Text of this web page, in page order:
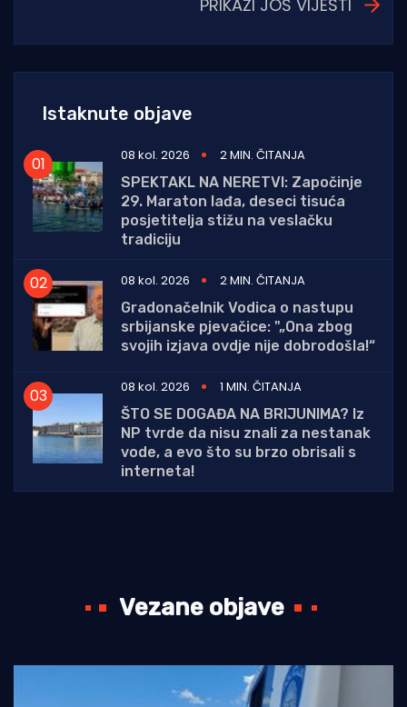
PRIKAŽI JOŠ VIJESTI
Istaknute objave
08 kol. 2026
2 MIN. ČITANJA
SPEKTAKL NA NERETVI: Započinje
29. Maraton lađa, deseci tisuća
posjetitelja stižu na veslačku
tradiciju
08 kol. 2026
2 MIN. ČITANJA
Gradonačelnik Vodica o nastupu
srbijanske pjevačice: "„Ona zbog
svojih izjava ovdje nije dobrodošla!“
08 kol. 2026
1 MIN. ČITANJA
ŠTO SE DOGAĐA NA BRIJUNIMA? Iz
NP tvrde da nisu znali za nestanak
vode, a evo što su brzo obrisali s
interneta!
Vezane objave